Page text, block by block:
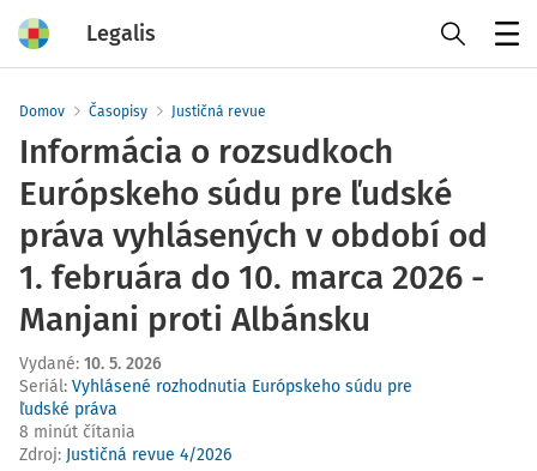
Legalis
Domov Časopisy Justičná revue
Informácia o rozsudkoch
Európskeho súdu pre ľudské
práva vyhlásených v období od
1. februára do 10. marca 2026 -
Manjani proti Albánsku
Vydané: 10. 5. 2026
Seriál: Vyhlásené rozhodnutia Európskeho súdu pre
ľudské práva
8 minút čítania
Zdroj: Justičná revue 4/2026